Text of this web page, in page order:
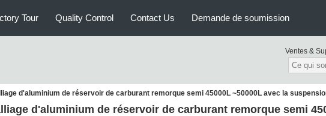
Tour Quality Control Contact Us Demande de soumission
Ventes &
d'aluminium de réservoir de carburant remorque semi 45000L ~50000L avec la
d'aluminium de réservoir de carburant remorque semi